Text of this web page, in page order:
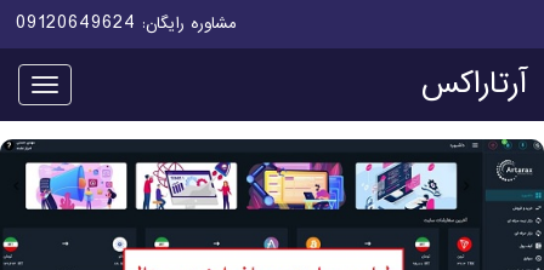
مشاوره رایگان: 09120649624
منو آرتاراکس